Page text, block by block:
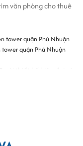
văn phòng cho thuê
tower quận Phú Nhuận
cho mọi quy mô
Evergreen Tower